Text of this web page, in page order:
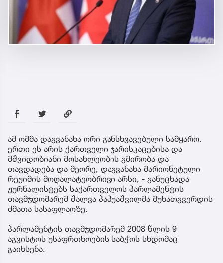
ამ ომმა დაგვანახა ორი განსხვავებული სამყარო.
ერთი ეს არის ქართველი ჯარისკაცებისა და
მშვიდობიანი მოსახლეობის გმირობა და
თავდადება და მეორე, დაგვანახა მარიონეტული
რეჟიმის მოღალატეობრივი არსი, - განუცხადა
ჟურნალისტებს საქართველოს პარლამენტის
თავმჯდომარემ შალვა პაპუაშვილმა მუხათგვერდის
ძმათა სასაფლაოზე.
პარლამენტის თავმჯდომარემ 2008 წლის 9
აგვისტოს უსაფრთხოების საბჭოს სხდომაც
გაიხსენა.